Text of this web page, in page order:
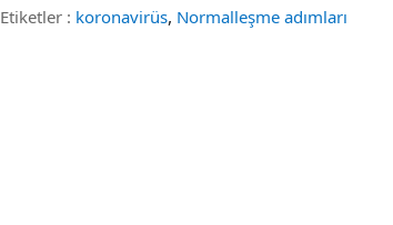
Etiketler : koronavirüs, Normalleşme adımları